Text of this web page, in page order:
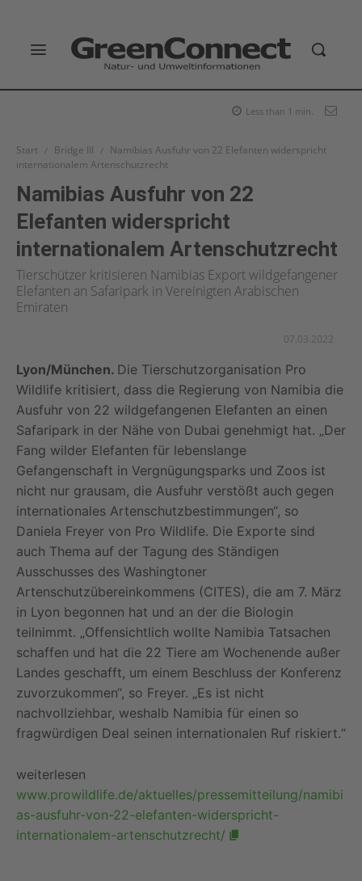
Less than 1 min.
Start Bridge III
Namibias Ausfuhr von 22 Elefanten widerspricht
internationalem Artenschutzrecht
Namibias Ausfuhr von 22
Elefanten widerspricht
internationalem Artenschutzrecht
Tierschützer kritisieren Namibias Export wildgefangener
Elefanten an Safaripark in Vereinigten Arabischen
Emiraten
07.03.2022
Lyon/München. Die Tierschutzorganisation Pro
Wildlife kritisiert, dass die Regierung von Namibia die
Ausfuhr von 22 wildgefangenen Elefanten an einen
Safaripark in der Nähe von Dubai genehmigt hat. „Der
Fang wilder Elefanten für lebenslange
Gefangenschaft in Vergnügungsparks und Zoos ist
nicht nur grausam, die Ausfuhr verstößt auch gegen
internationales Artenschutzbestimmungen“, so
Daniela Freyer von Pro Wildlife. Die Exporte sind
auch Thema auf der Tagung des Ständigen
Ausschusses des Washingtoner
Artenschutzübereinkommens (CITES), die am 7. März
in Lyon begonnen hat und an der die Biologin
teilnimmt. „Offensichtlich wollte Namibia Tatsachen
schaffen und hat die 22 Tiere am Wochenende außer
Landes geschafft, um einem Beschluss der Konferenz
zuvorzukommen“, so Freyer. „Es ist nicht
nachvollziehbar, weshalb Namibia für einen so
fragwürdigen Deal seinen internationalen Ruf riskiert.“
weiterlesen
www.prowildlife.de/aktuelles/pressemitteilung/namibi
as-ausfuhr-von-22-elefanten-widerspricht-
internationalem-artenschutzrecht/